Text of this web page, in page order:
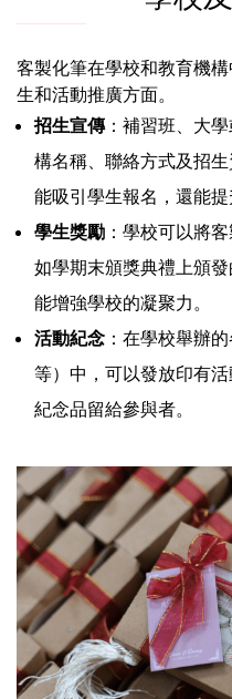
客製化筆在學校和教育機
生和活動推廣方面。
招生宣傳：補習班、大
構名稱、聯絡方式及招
能吸引學生報名，還能提
學生獎勵 ：學校可以將
如學期末頒獎典禮上頒
能增強學校的凝聚力。
活動紀念 ：在學校舉辦
等）中，可以發放印有
紀念品留給參與者。